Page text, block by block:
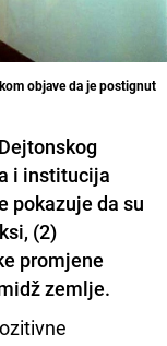
objave da je postignut
i institucija
pokazuje da su
(2)
promjene
zemlje.